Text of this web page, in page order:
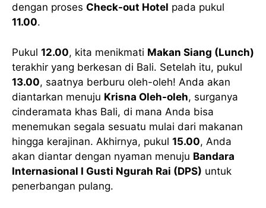
dengan proses Check-out Hotel pada pukul
11.00.
Pukul 12.00, kita menikmati Makan Siang (Lunch)
terakhir yang berkesan di Bali. Setelah itu, pukul
13.00, saatnya berburu oleh-oleh! Anda akan
diantarkan menuju Krisna Oleh-oleh, surganya
cinderamata khas Bali, di mana Anda bisa
menemukan segala sesuatu mulai dari makanan
hingga kerajinan. Akhirnya, pukul 15.00, Anda
akan diantar dengan nyaman menuju Bandara
Internasional I Gusti Ngurah Rai (DPS) untuk
penerbangan pulang.